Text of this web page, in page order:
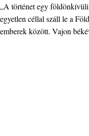
„A történet egy
egyetlen céllal száll le a
emberek között. Vajon